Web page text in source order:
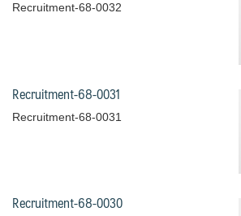
Recruitment-68-0032
Recruitment-68-0031
Recruitment-68-0031
Recruitment-68-0030